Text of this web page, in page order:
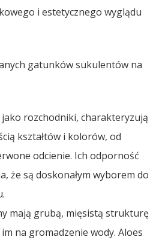
i estetycznego wyglądu
gatunków sukulentów na
jako rozchodniki, charakteryzują
kształtów i kolorów, od
odcienie. Ich odporność
że są doskonałym wyborem do
mają grubą, mięsistą strukturę
na gromadzenie wody. Aloes